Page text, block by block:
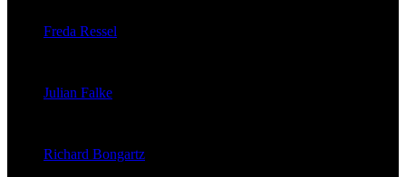
Freda Ressel
Julian Falke
Richard Bongartz